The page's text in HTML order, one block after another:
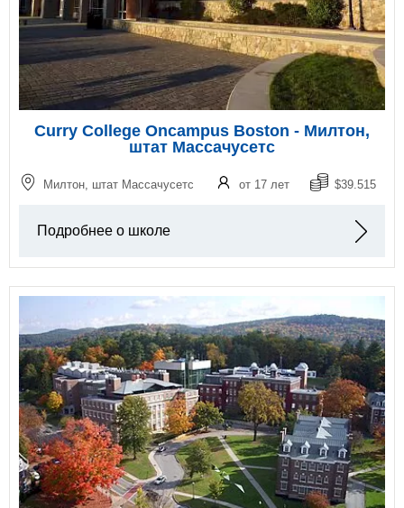
Curry College Oncampus Boston - Милтон,
штат Массачусетс
Милтон, штат Массачусетс от 17 лет $39.515
Подробнее о школе